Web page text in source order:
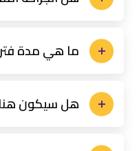
ما هي مدة
هل سيكون